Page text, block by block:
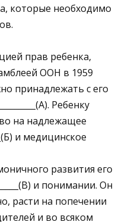
которые необходимо
прав ребенка,
ООН в 1959
принадлежать с его
Ре­бенку
на надлежащее
и медицинское
развития его
и понимании. Он
расти на попечении
и во всяком